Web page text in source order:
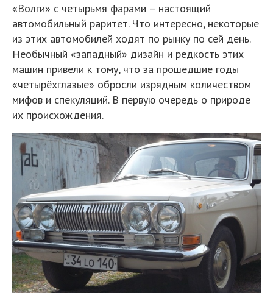
«Волги» с четырьмя фарами – настоящий
автомобильный раритет. Что интересно, некоторые
из этих автомобилей ходят по рынку по сей день.
Необычный «западный» дизайн и редкость этих
машин привели к тому, что за прошедшие годы
«четырёхглазые» обросли изрядным количеством
мифов и спекуляций. В первую очередь о природе
их происхождения.